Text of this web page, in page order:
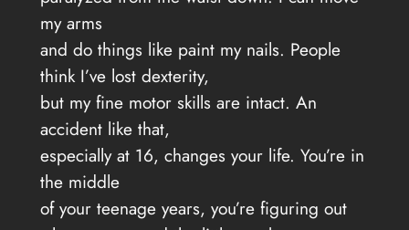
my arms
and do things like paint my nails. People
think I’ve lost dexterity,
but my fine motor skills are intact. An
accident like that,
especially at 16, changes your life. You’re in
the middle
of your teenage years, you’re figuring out